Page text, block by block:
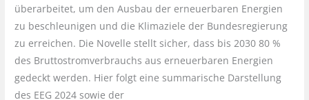
überarbeitet, um den Ausbau der erneuerbaren Energien
zu beschleunigen und die Klimaziele der Bundesregierung
zu erreichen. Die Novelle stellt sicher, dass bis 2030 80 %
des Bruttostromverbrauchs aus erneuerbaren Energien
gedeckt werden. Hier folgt eine summarische Darstellung
des EEG 2024 sowie der